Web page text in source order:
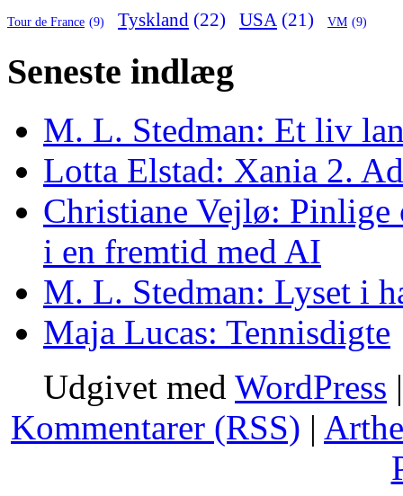
Tour de France (9) Tyskland (22) USA (21) VM (9)
Seneste indlæg
M. L. Stedman: Et liv
Lotta Elstad: Xania 2.
Christiane Vejlø:
i en fremtid med AI
M. L. Stedman: Lyset i
Maja Lucas: Tennisdigte
Udgivet med WordPress
Kommentarer (RSS) |